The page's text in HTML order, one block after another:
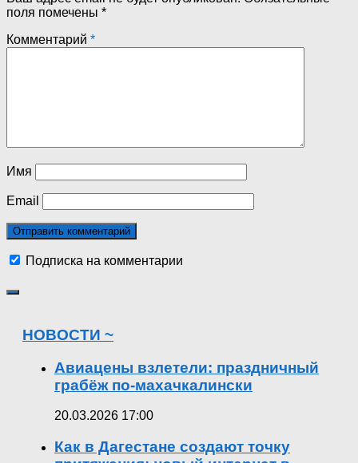
поля помечены *
Комментарий *
Имя
Email
Подписка на комментарии
НОВОСТИ ~
Авиацены взлетели: праздничный
грабёж по-махачкалински
20.03.2026 17:00
Как в Дагестане создают точку